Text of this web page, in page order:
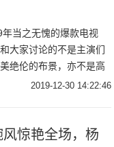
年当之无愧的爆款电视
大家讨论的不是主演们
绝伦的布景，亦不是高
而是关于剧中演员们的兵
2019-12-30 14:22:46
惊艳全场，杨